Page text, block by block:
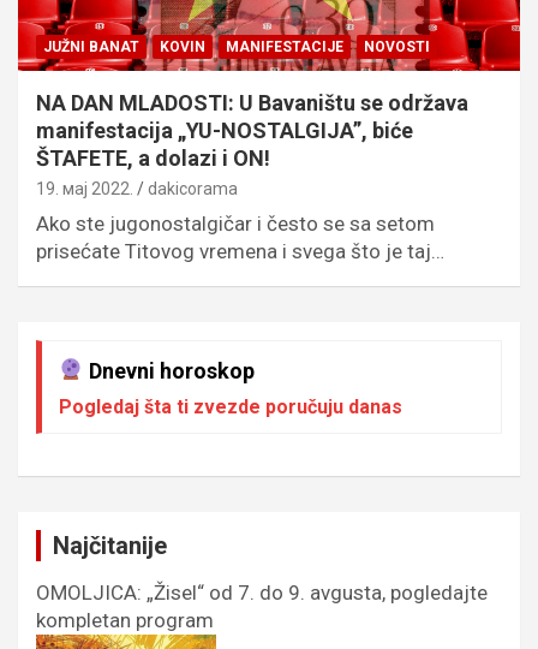
JUŽNI BANAT KOVIN MANIFESTACIJE NOVOSTI
NA DAN MLADOSTI: U Bavaništu se održava
manifestacija „YU-NOSTALGIJA”, biće
ŠTAFETE, a dolazi i ON!
19. мај 2022. dakicorama
Ako ste jugonostalgičar i često se sa setom
prisećate Titovog vremena i svega što je taj…
Dnevni horoskop
Pogledaj šta ti zvezde poručuju danas
Najčitanije
OMOLJICA: „Žisel“ od 7. do 9. avgusta, pogledajte
kompletan program